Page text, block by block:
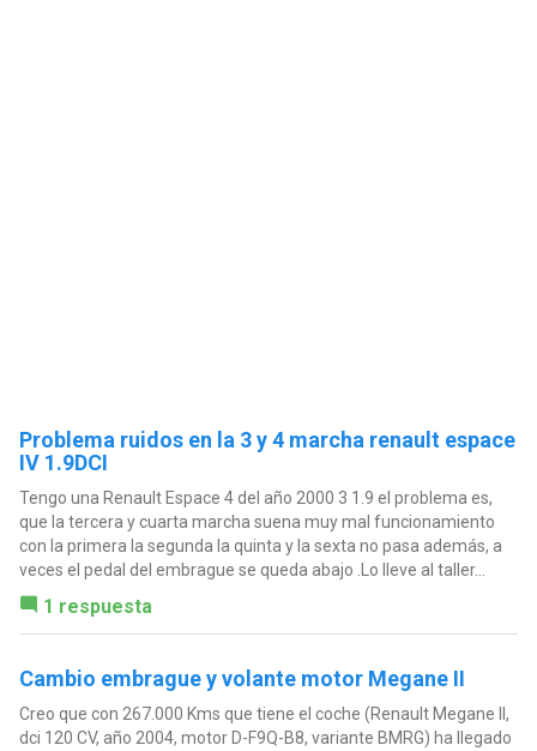
Problema ruidos en la 3 y 4 marcha renault espace
IV 1.9DCI
Tengo una Renault Espace 4 del año 2000 3 1.9 el problema es,
que la tercera y cuarta marcha suena muy mal funcionamiento
con la primera la segunda la quinta y la sexta no pasa además, a
veces el pedal del embrague se queda abajo .Lo lleve al taller...
1 respuesta
Cambio embrague y volante motor Megane II
Creo que con 267.000 Kms que tiene el coche (Renault Megane II,
dci 120 CV, año 2004, motor D-F9Q-B8, variante BMRG) ha llegado